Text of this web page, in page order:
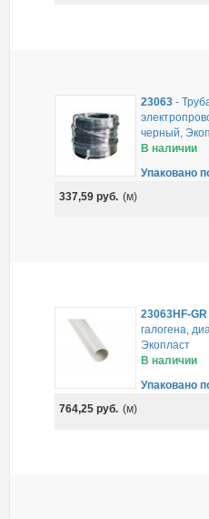
23063 -
черный,
В наличии
Упаковано
337,59руб. (м)
23063HF-GR
галогена,
Экопласт
В наличии
Упаковано
764,25руб. (м)